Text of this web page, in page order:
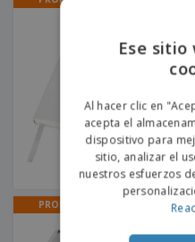
PROMO
Ese sitio
Al hacer clic en
acepta el
dispositivo para
sitio, analizar el
nuestros esfuerzos